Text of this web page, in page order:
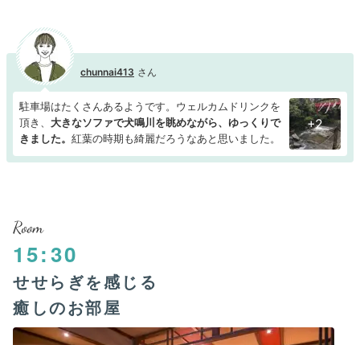
chunnai413
駐車場はたくさんあるようです。ウェルカムドリンクを
頂き、 大きなソファで犬鳴川を眺めながら、ゆっくりで
きました。 紅葉の時期も綺麗だろうなあと思いました。
+2
Room
15:30
せせらぎを感じる
癒しのお部屋